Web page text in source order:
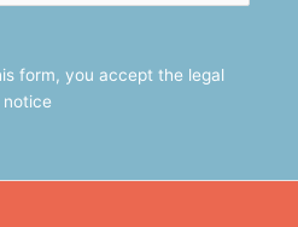
form, you accept the legal
notice